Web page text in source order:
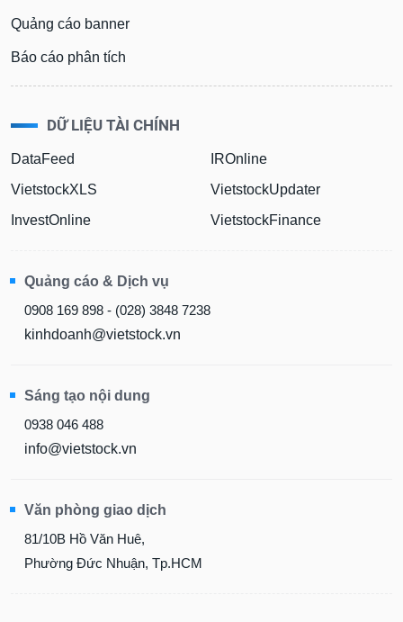
Quảng cáo banner
Báo cáo phân tích
DỮ LIỆU TÀI CHÍNH
DataFeed
VietstockXLS
InvestOnline
IROnline
VietstockUpdater
VietstockFinance
Quảng cáo & Dịch vụ
0908 169 898 - (028) 3848 7238
kinhdoanh@vietstock.vn
Sáng tạo nội dung
0938 046 488
info@vietstock.vn
Văn phòng giao dịch
81/10B Hồ Văn Huê,
Phường Đức Nhuận, Tp.HCM